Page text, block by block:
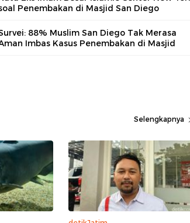
Penembakan di Masjid San Diego
88% Muslim San Diego Tak Merasa
Imbas Kasus Penembakan di Masjid
Selengkapnya